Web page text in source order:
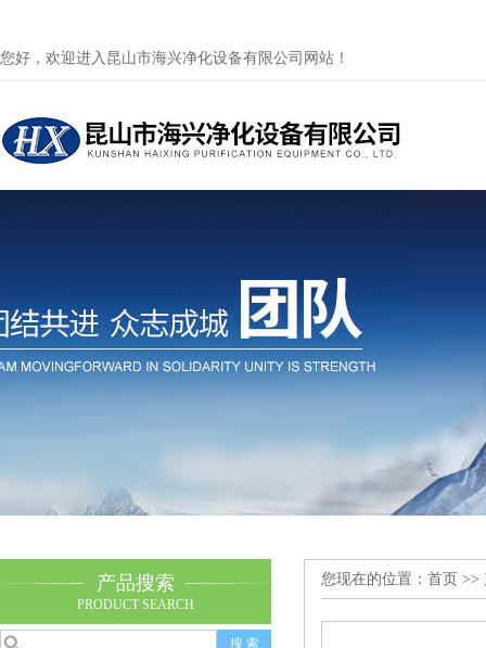
您好，欢迎进入昆山市海兴净化设备有限公司网站！
产品搜索
PRODUCT SEARCH
您现在的位置： 首页 >>